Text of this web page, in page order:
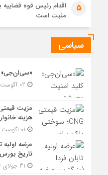
5
اقدام رئیس قوه
مثبت است
سیاسی
«سی‌ان‌جی»
هزینه
عرضه اولیه
تاریخ